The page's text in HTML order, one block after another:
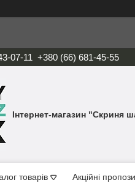
07-11 +380 (66) 681-45-55
Інтернет-магазин "Скриня
товарів Акційні